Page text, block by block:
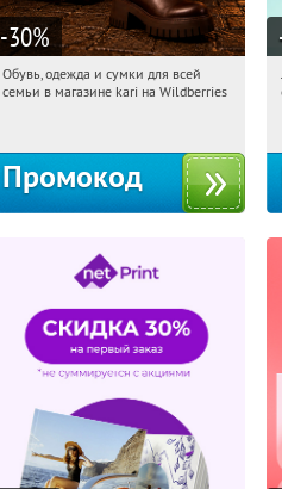
-30%
07:06:35 Получили:
Обувь, одежда и сумки для всей
семьи в магазине kari на Wildberries
Промокод